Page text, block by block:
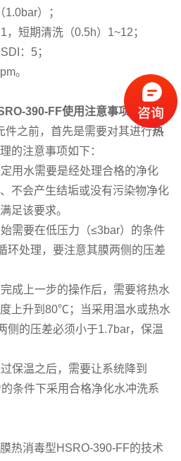
）；
短期清洗（0.5h）1~12；
：5；
。
390-FF使用注意事项
件之前，首先是需要对其进行热
的注意事项如下：
用水需要是经处理合格的净化
不会产生结垢或没有污染物净化
足该要求。
需要在低压力（≤3bar）的条件
环处理，要注意其膜两侧的压差
成上一步的操作后，需要将热水
上升到80℃；当采用温水或热水
侧的压差必须小于1.7bar，保温
保温之后，需要让系统降到
条件下采用合格净化水冲洗系
热消毒型HSRO-390-FF的技术